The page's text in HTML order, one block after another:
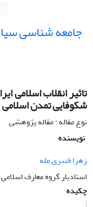
جامعه شناسی
تاثیر انقلاب اسلامی
شکوفایی تمدن اسلامی
نوع مقاله : مقاله پژوهشی
نویسنده
زهرا قنبری مله
استادیار گروه معارف
چکیده